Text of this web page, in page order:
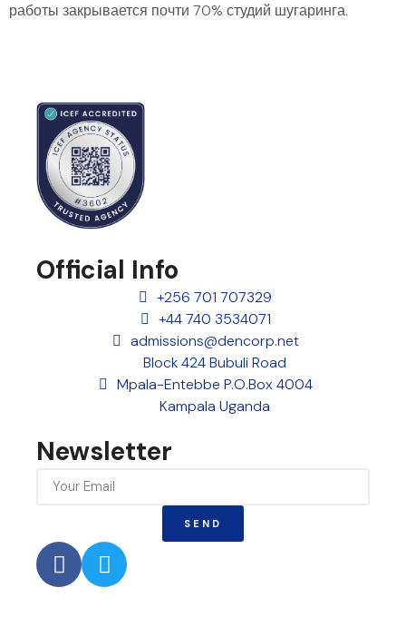
работы закрывается почти 70% студий шугаринга.
Official Info
+256 701 707329
+44 740 3534071
admissions@dencorp.net
Block 424 Bubuli Road
Mpala-Entebbe P.O.Box 4004
Kampala Uganda
Newsletter
SEND